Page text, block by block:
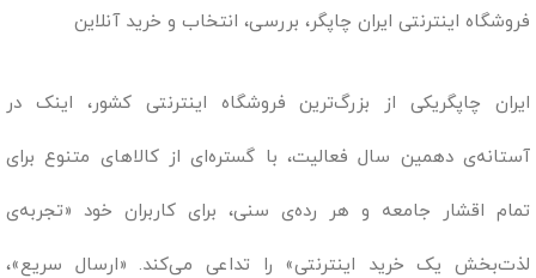
فروشگاه اینترنتی ایران چاپگر، بررسی، انتخاب و خرید آنلاین
ایران چاپگریکی از بزرگ‌ترین فروشگاه اینترنتی کشور، اینک در
آستانه‌ی دهمین سال فعالیت، با گستره‌ای از کالاهای متنوع برای
تمام اقشار جامعه و هر رده‌ی سنی، برای کاربران خود «تجربه‌ی
لذت‌بخش یک خرید اینترنتی» را تداعی می‌کند. «ارسال سریع»،